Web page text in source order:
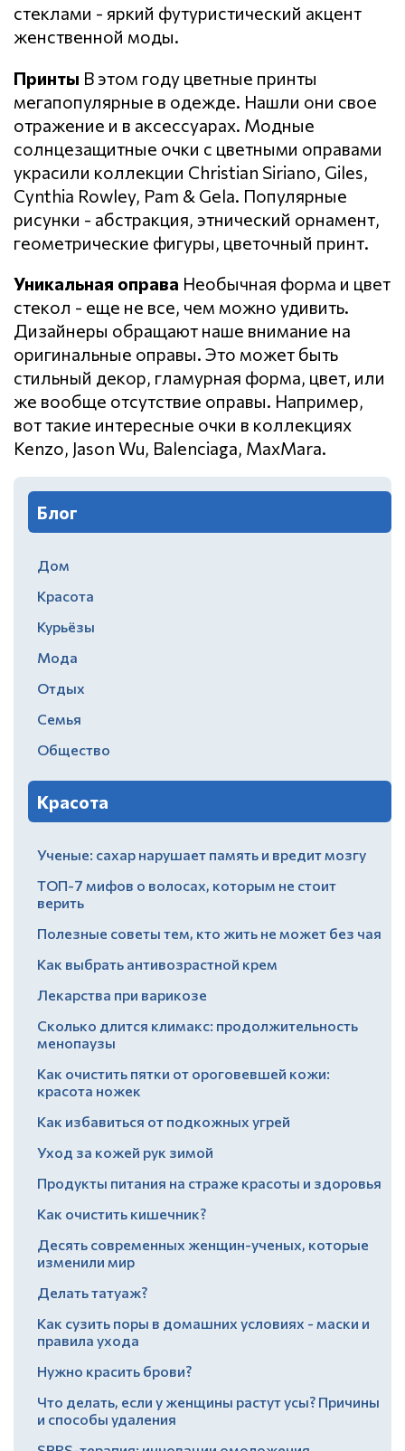
стеклами - яркий футуристический акцент
женственной моды.
Принты В этом году цветные принты
мегапопулярные в одежде. Нашли они свое
отражение и в аксессуарах. Модные
солнцезащитные очки с цветными оправами
украсили коллекции Christian Siriano, Giles,
Cynthia Rowley, Pam & Gela. Популярные
рисунки - абстракция, этнический орнамент,
геометрические фигуры, цветочный принт.
Уникальная оправа Необычная форма и цвет
стекол - еще не все, чем можно удивить.
Дизайнеры обращают наше внимание на
оригинальные оправы. Это может быть
стильный декор, гламурная форма, цвет, или
же вообще отсутствие оправы. Например,
вот такие интересные очки в коллекциях
Kenzo, Jason Wu, Balenciaga, MaxMara.
Блог
Дом
Красота
Курьёзы
Мода
Отдых
Семья
Общество
Красота
Ученые: сахар нарушает память и вредит мозгу
ТОП-7 мифов о волосах, которым не стоит
верить
Полезные советы тем, кто жить не может без чая
Как выбрать антивозрастной крем
Лекарства при варикозе
Сколько длится климакс: продолжительность
менопаузы
Как очистить пятки от ороговевшей кожи:
красота ножек
Как избавиться от подкожных угрей
Уход за кожей рук зимой
Продукты питания на страже красоты и здоровья
Как очистить кишечник?
Десять современных женщин-ученых, которые
изменили мир
Делать татуаж?
Как сузить поры в домашних условиях - маски и
правила ухода
Нужно красить брови?
Что делать, если у женщины растут усы? Причины
и способы удаления